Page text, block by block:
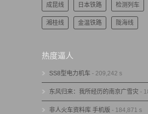
成昆线 日本铁路 检测列车
湘桂线 金温铁路 陇海线
热度逼人
SS8型电力机车 - 209,242 s
东风归来：我所经历的南京广雪灾 -
非人火车资料库 手机版 - 184,871 s